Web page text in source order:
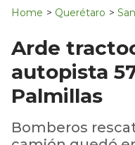
Navigation
Home > Querétaro >
Arde
autopista
Palmillas
Bomberos